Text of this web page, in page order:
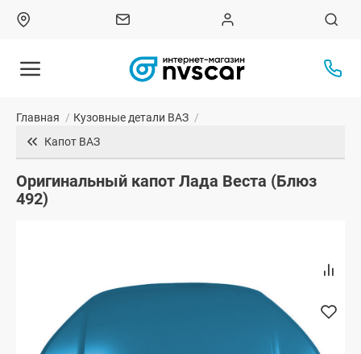
Главная / Кузовные детали ВАЗ /
Капот ВАЗ
Оригинальный капот Лада Веста (Блюз
492)